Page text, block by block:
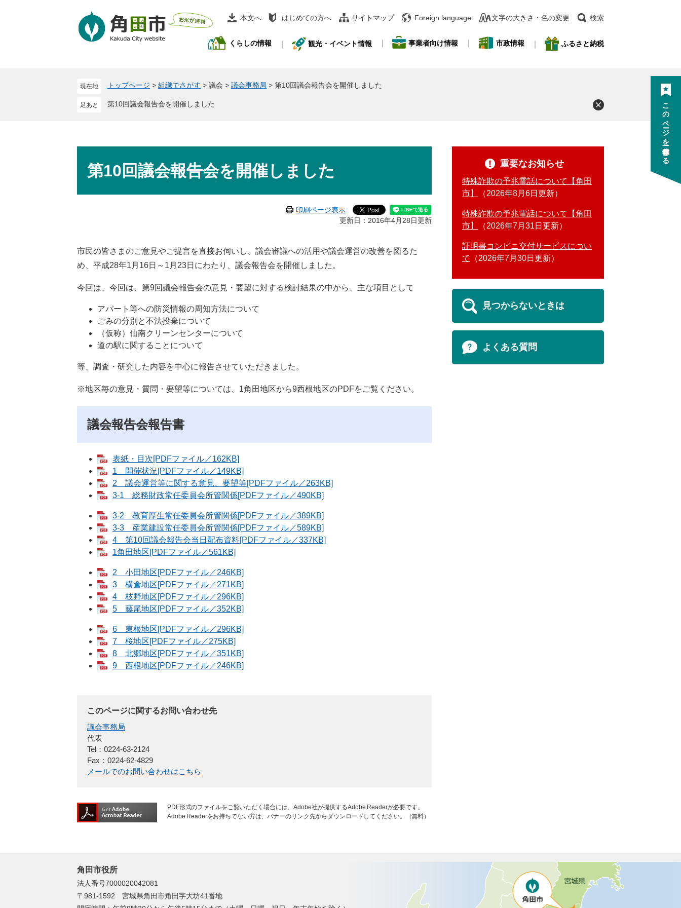
本文へ はじめての方へ サイトマップ Foreign language 文字の大きさ・色の変更 検索
くらしの情報 観光・イベント情報 事業者向け情報 市政情報 ふるさと納税
現在地 トップページ > 組織でさがす > 議会 > 議会事務局 > 第10回議会報告会を開催しました
第10回議会報告会を開催しました
第10回議会報告会を開催しました
印刷ページ表示
更新日：2016年4月28日更新
市民の皆さまのご意見やご提言を直接お伺いし、議会審議への活用や議会運営の改善を図るた
め、平成28年1月16日～1月23日にわたり、議会報告会を開催しました。
今回は、今回は、第9回議会報告会の意見・要望に対する検討結果の中から、主な項目として
アパート等への防災情報の周知方法について
ごみの分別と不法投棄について
（仮称）仙南クリーンセンターについて
道の駅に関することについて
等、調査・研究した内容を中心に報告させていただきました。
※地区毎の意見・質問・要望等については、1角田地区から9西根地区のPDFをご覧ください。
議会報告会報告書
表紙・目次[PDFファイル／162KB]
1 開催状況[PDFファイル／149KB]
2 議会運営等に関する意見、要望等[PDFファイル／263KB]
3-1 総務財政常任委員会所管関係[PDFファイル／490KB]
3-2 教育厚生常任委員会所管関係[PDFファイル／389KB]
3-3 産業建設常任委員会所管関係[PDFファイル／589KB]
4 第10回議会報告会当日配布資料[PDFファイル／337KB]
1角田地区[PDFファイル／561KB]
2 小田地区[PDFファイル／246KB]
3 横倉地区[PDFファイル／271KB]
4 枝野地区[PDFファイル／296KB]
5 藤尾地区[PDFファイル／352KB]
6 東根地区[PDFファイル／296KB]
7 桜地区[PDFファイル／275KB]
8 北郷地区[PDFファイル／351KB]
9 西根地区[PDFファイル／246KB]
このページに関するお問い合わせ先
議会事務局
代表
Tel：0224-63-2124
Fax：0224-62-4829
メールでのお問い合わせはこちら
PDF形式のファイルをご覧いただく場合には、Adobe社が提供するAdobe Readerが必要です。
Adobe Readerをお持ちでない方は、バナーのリンク先からダウンロードしてください。（無料）
重要なお知らせ
特殊詐欺の予兆電話について【角田
市】
2026年8月6日更新
特殊詐欺の予兆電話について【角田
市】
2026年7月31日更新
証明書コンビニ交付サービスについ
て
2026年7月30日更新
見つからないときは
よくある質問
角田市役所
法人番号7000020042081
〒981-1592 宮城県角田市角田字大坊41番地
このページを一時保存する